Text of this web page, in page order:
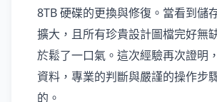
8TB 硬碟的更換與修復。當看到儲
擴大，且所有珍貴設計圖檔完好無
於鬆了一口氣。這次經驗再次證明
資料，專業的判斷與嚴謹的操作步
的。